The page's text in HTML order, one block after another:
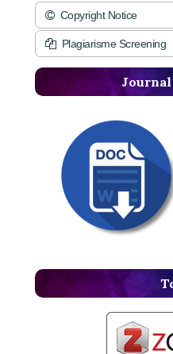
Copyright Notice
Plagiarisme Screening